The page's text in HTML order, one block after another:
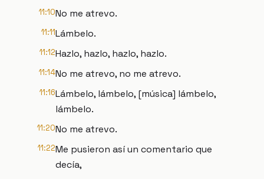
11:10No me atrevo.
11:11Lámbelo.
11:12Hazlo, hazlo, hazlo, hazlo.
11:14No me atrevo, no me atrevo.
11:16Lámbelo, lámbelo, [música] lámbelo,
lámbelo.
11:20No me atrevo.
11:22Me pusieron así un comentario que
decía,